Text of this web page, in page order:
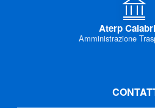
Aterp
Amministrazione